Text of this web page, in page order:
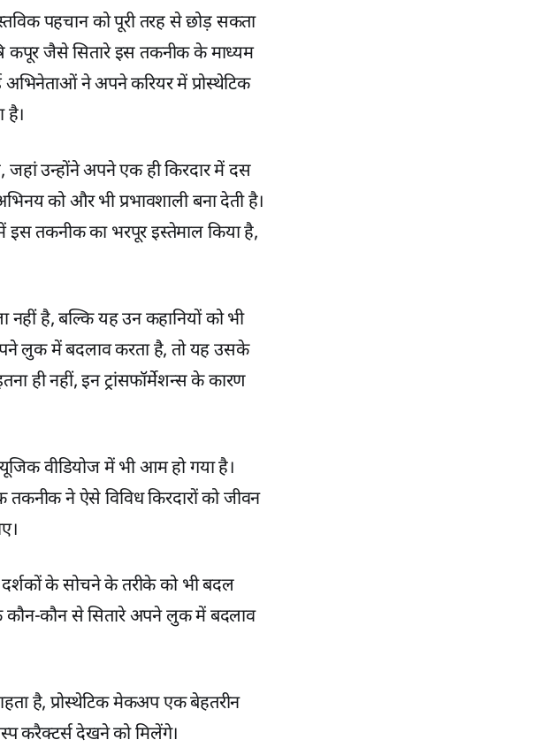
पहचान को पूरी तरह से छोड़ सकता
जैसे सितारे इस तकनीक के माध्यम
अभिनेताओं ने अपने करियर में प्रोस्थेटिक
है।
उन्होंने अपने एक ही किरदार में दस
को और भी प्रभावशाली बना देती है।
इस तकनीक का भरपूर इस्तेमाल किया है,
है, बल्कि यह उन कहानियों को भी
लुक में बदलाव करता है, तो यह उसके
ही नहीं, इन ट्रांसफॉर्मेशन्स के कारण
वीडियोज में भी आम हो गया है।
ने ऐसे विविध किरदारों को जीवन
के सोचने के तरीके को भी बदल
कौन-कौन से सितारे अपने लुक में बदलाव
है, प्रोस्थेटिक मेकअप एक बेहतरीन
करैक्टर्स देखने को मिलेंगे।